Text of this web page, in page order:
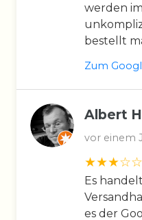
werden
bestellt
Zum
Albert
vor einem
Es
es der